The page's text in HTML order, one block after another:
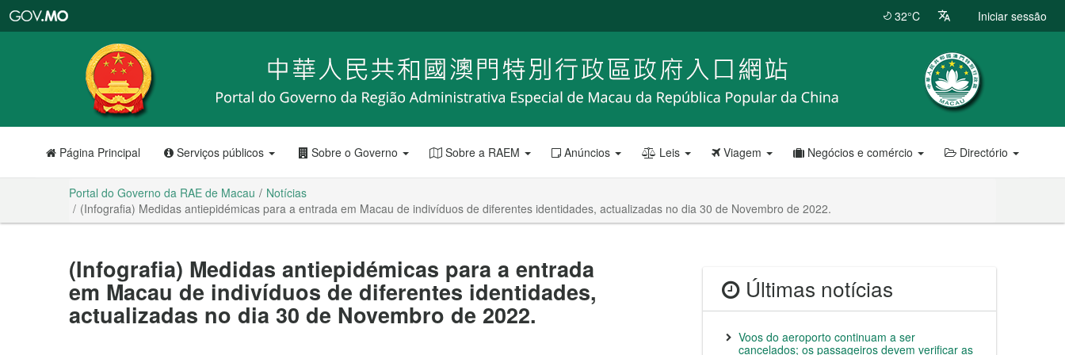
RAE
de
Macau
32°C Iniciar sessão
Página Principal Serviços públicos Sobre o Governo Sobre a RAEM Anúncios Leis Viagem Negócios e comércio Directório
Portal do Governo da RAE de Macau
Notícias
(Infografia) Medidas antiepidémicas para a entrada em Macau de indivíduos de diferentes identidades, actualizadas no dia 30 de Novembro de 2022.
(Infografia) Medidas antiepidémicas para a entrada
em Macau de indivíduos de diferentes identidades,
actualizadas no dia 30 de Novembro de 2022.
Últimas notícias
Voos do aeroporto continuam a ser
cancelados; os passageiros devem verificar as